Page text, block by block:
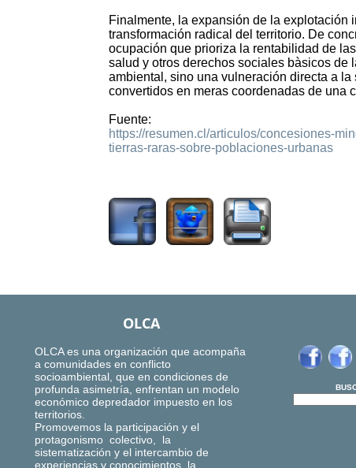
Finalmente, la expansión de la explotación
transformación radical del territorio. De
ocupación que prioriza la rentabilidad de
salud y otros derechos sociales bàsicos de
ambiental, sino una vulneración directa a
convertidos en meras coordenadas de una
Fuente:
https://resumen.cl/articulos/concesiones-
tierras-raras-sobre-poblaciones-urbanas
OLCA
OLCA es una organización que acompaña
a comunidades en conflicto
socioambiental, que en condiciones de
profunda asimetría, enfrentan un modelo
económico depredador impuesto en los
territorios.
Promovemos la participación y el
protagonismo colectivo, la
sistematización y el intercambio de
experiencias y conocimientos, la